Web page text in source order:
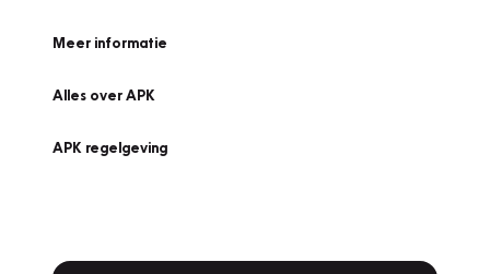
Meer informatie
Alles over APK
APK regelgeving